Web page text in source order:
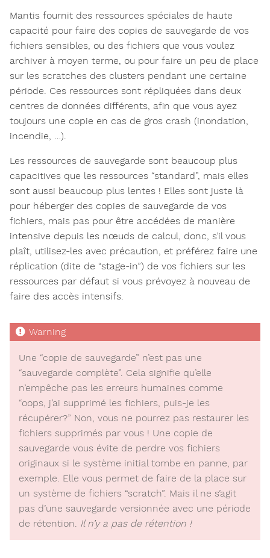
Mantis fournit des ressources spéciales de haute
capacité pour faire des copies de sauvegarde de vos
fichiers sensibles, ou des fichiers que vous voulez
archiver à moyen terme, ou pour faire un peu de place
sur les scratches des clusters pendant une certaine
période. Ces ressources sont répliquées dans deux
centres de données différents, afin que vous ayez
toujours une copie en cas de gros crash (inondation,
incendie, …).
Les ressources de sauvegarde sont beaucoup plus
capacitives que les ressources “standard”, mais elles
sont aussi beaucoup plus lentes ! Elles sont juste là
pour héberger des copies de sauvegarde de vos
fichiers, mais pas pour être accédées de manière
intensive depuis les nœuds de calcul, donc, s’il vous
plaît, utilisez-les avec précaution, et préférez faire une
réplication (dite de “stage-in”) de vos fichiers sur les
ressources par défaut si vous prévoyez à nouveau de
faire des accès intensifs.
Une “copie de sauvegarde” n’est pas une
“sauvegarde complète”. Cela signifie qu’elle
n’empêche pas les erreurs humaines comme
“oops, j’ai supprimé les fichiers, puis-je les
récupérer?” Non, vous ne pourrez pas restaurer les
fichiers supprimés par vous ! Une copie de
sauvegarde vous évite de perdre vos fichiers
originaux si le système initial tombe en panne, par
exemple. Elle vous permet de faire de la place sur
un système de fichiers “scratch”. Mais il ne s’agit
pas d’une sauvegarde versionnée avec une période
de rétention. Il n’y a pas de rétention !